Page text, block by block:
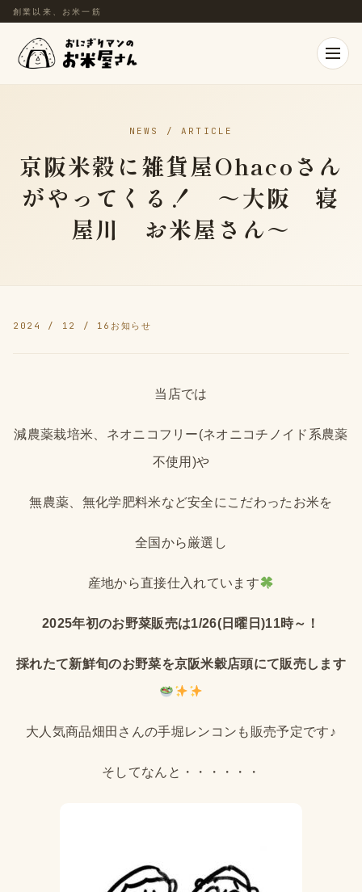
創業以来、お米一筋
NEWS / ARTICLE
京阪米穀に雑貨屋Ohacoさん
がやってくる！ ～大阪 寝
屋川 お米屋さん～
2024 / 12 / 16 お知らせ
当店では
減農薬栽培米、ネオニコフリー(ネオニコチノイド系農薬
不使用)や
無農薬、無化学肥料米など安全にこだわったお米を
全国から厳選し
産地から直接仕入れています
2025年初のお野菜販売は1/26(日曜日)11時～！
採れたて新鮮旬のお野菜を京阪米穀店頭にて販売します
大人気商品畑田さんの手堀レンコンも販売予定です♪
そしてなんと・・・・・・